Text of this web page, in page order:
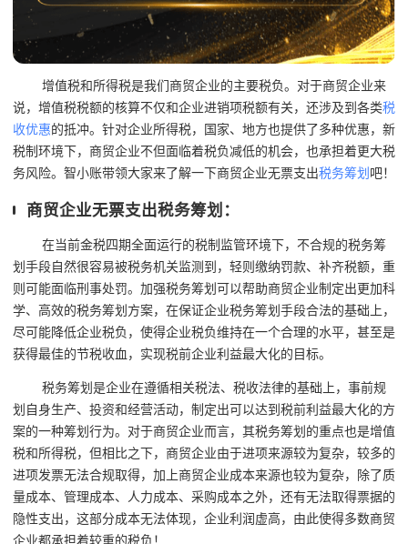
增值税和所得税是我们商贸企业的主要税负。对于商贸企业来
说，增值税税额的核算不仅和企业进销项税额有关，还涉及到各类税
收优惠的抵冲。针对企业所得税，国家、地方也提供了多种优惠，新
税制环境下，商贸企业不但面临着税负减低的机会，也承担着更大税
务风险。智小账带领大家来了解一下商贸企业无票支出税务筹划 吧！
商贸企业无票支出税务筹划：
在当前金税四期全面运行的税制监管环境下，不合规的税务筹
划手段自然很容易被税务机关监测到，轻则缴纳罚款、补齐税额，重
则可能面临刑事处罚。加强税务筹划可以帮助商贸企业制定出更加科
学、高效的税务筹划方案，在保证企业税务筹划手段合法的基础上，
尽可能降低企业税负，使得企业税负维持在一个合理的水平，甚至是
获得最佳的节税收血，实现税前企业利益最大化的目标。
税务筹划是企业在遵循相关税法、税收法律的基础上，事前规
划自身生产、投资和经营活动，制定出可以达到税前利益最大化的方
案的一种筹划行为。对于商贸企业而言，其税务筹划的重点也是增值
税和所得税，但相比之下，商贸企业由于进项来源较为复杂，较多的
进项发票无法合规取得，加上商贸企业成本来源也较为复杂，除了质
量成本、管理成本、人力成本、采购成本之外，还有无法取得票据的
隐性支出，这部分成本无法体现，企业利润虚高，由此使得多数商贸
企业都承担着较重的税负！